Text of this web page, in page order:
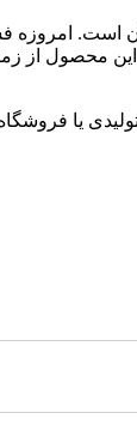
امروزه
از زمان
یا فروشگاه